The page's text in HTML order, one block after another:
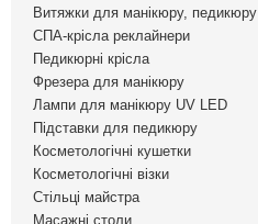
Витяжки для манікюру, педикюру
СПА-крісла реклайнери
Педикюрні крісла
Фрезера для манікюру
Лампи для манікюру UV LED
Підставки для педикюру
Косметологічні кушетки
Косметологічні візки
Стільці майстра
Масажні столи